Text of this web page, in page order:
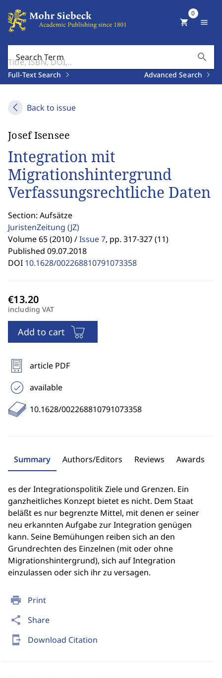
Search Term search
Full-Text Search Advanced Search
shopping_cart
0
menu
Back to issue
print Print
share Share
send_to_mobile Download Citation
Josef Isensee
Integration mit
Migrationshintergrund
Verfassungsrechtliche Daten
Section: Aufsätze
JuristenZeitung (JZ)
Volume 65 (2010) /Issue 7, pp. 317-327 (11)
Published 09.07.2018
DOI 10.1628/002268810791073358
including VAT
Add to cart
article PDF
available
10.1628/002268810791073358
Summary Authors/Editors Reviews Awards
es der Integrationspolitik Ziele und Grenzen. Ein
ganzheitliches Konzept bietet es nicht. Dem Staat
beläßt es nur begrenzte Mittel, mit denen er seiner
neu erkannten Aufgabe zur Integration genügen
kann. Seine Bemühungen reiben sich an den
Grundrechten des Einzelnen (mit oder ohne
Migrationshintergrund), sich auf Integration
einzulassen oder sich ihr zu versagen.